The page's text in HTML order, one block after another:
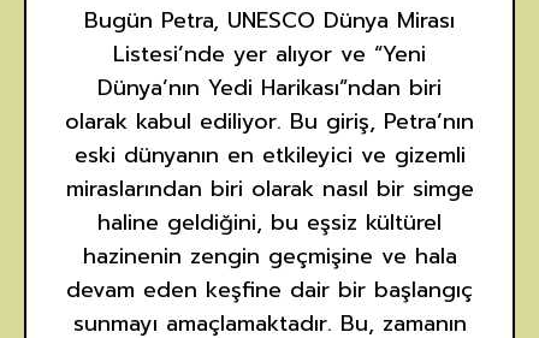
Bugün Petra, UNESCO Dünya Mirası
Listesi’nde yer alıyor ve “Yeni
Dünya’nın Yedi Harikası”ndan biri
olarak kabul ediliyor. Bu giriş, Petra’nın
eski dünyanın en etkileyici ve gizemli
miraslarından biri olarak nasıl bir simge
haline geldiğini, bu eşsiz kültürel
hazinenin zengin geçmişine ve hala
devam eden keşfine dair bir başlangıç
sunmayı amaçlamaktadır. Bu, zamanın